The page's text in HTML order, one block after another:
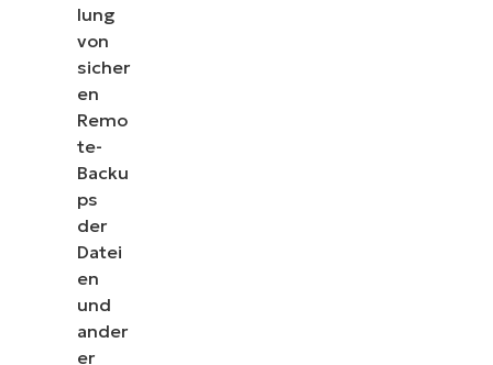
lung
von
sicher
en
Remo
te-
Backu
ps
der
Datei
en
und
ander
er